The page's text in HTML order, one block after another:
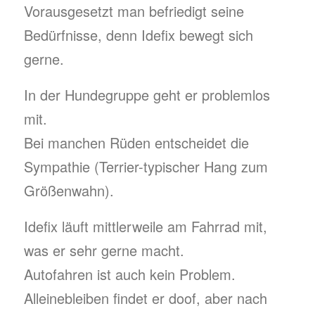
Vorausgesetzt man befriedigt seine
Bedürfnisse, denn Idefix bewegt sich
gerne.
In der Hundegruppe geht er problemlos
mit.
Bei manchen Rüden entscheidet die
Sympathie (Terrier-typischer Hang zum
Größenwahn).
Idefix läuft mittlerweile am Fahrrad mit,
was er sehr gerne macht.
Autofahren ist auch kein Problem.
Alleinebleiben findet er doof, aber nach